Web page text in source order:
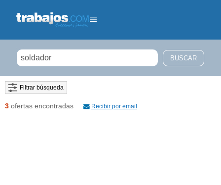
Filtrar búsqueda
3 ofertas encontradas Recibir por email